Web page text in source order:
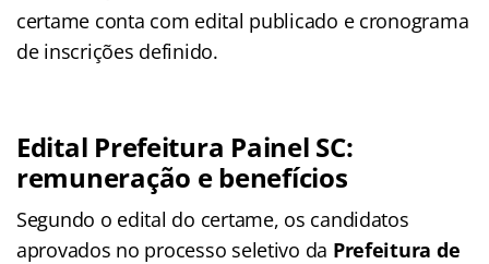
certame conta com edital publicado e cronograma
de inscrições definido.
Edital Prefeitura Painel SC:
remuneração e benefícios
Segundo o edital do certame, os candidatos
aprovados no processo seletivo da Prefeitura de